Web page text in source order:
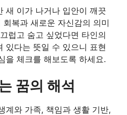
새 이가 나거나 입안이 깨끗
복과 새로운 자신감의 의미
럽고 숨고 싶었다면 타인의
있다는 뜻일 수 있으니 표현
을 체크를 해보도록 하세요.
꿈의 해석
계와 가족, 책임과 생활 기반,